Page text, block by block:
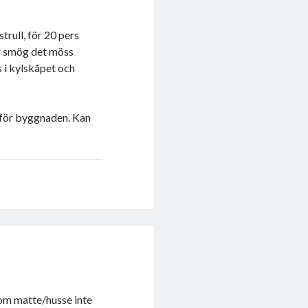
för 20 pers
det möss
i kylskåpet och
byggnaden. Kan
matte/husse inte